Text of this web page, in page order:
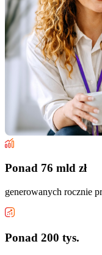
Ponad 76 mld zł
generowanych rocznie
Ponad 200 tys.